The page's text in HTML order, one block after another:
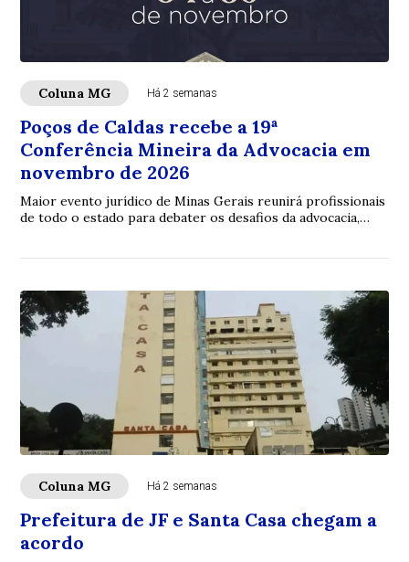
Coluna MG Há 2 semanas
Poços de Caldas recebe a 19ª
Conferência Mineira da Advocacia em
novembro de 2026
Maior evento jurídico de Minas Gerais reunirá profissionais
de todo o estado para debater os desafios da advocacia,
Coluna MG Há 2 semanas
Prefeitura de JF e Santa Casa chegam a
acordo